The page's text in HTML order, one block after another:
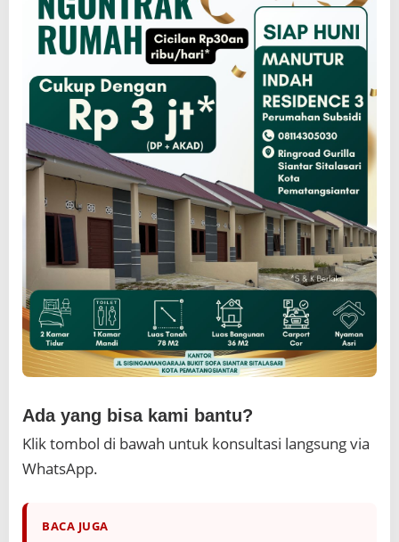
Ada yang bisa kami bantu?
Klik tombol di bawah untuk konsultasi langsung via
WhatsApp.
BACA JUGA